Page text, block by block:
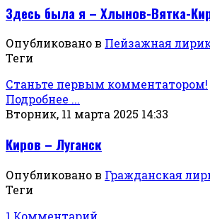
Здесь была я – Хлынов-Вятка-
Опубликовано в Пейзажная
Теги
Станьте первым комментатором!
Подробнее ...
Вторник, 11 марта 2025 14:33
Киров – Луганск
Опубликовано в Гражданская
Теги
1 Комментарий